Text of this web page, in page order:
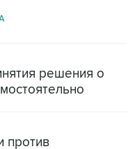
решения о
против